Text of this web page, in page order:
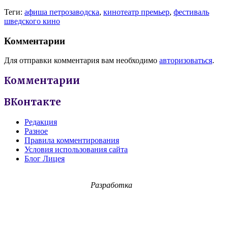
Теги: афиша петрозаводска, кинотеатр премьер, фестиваль
шведского кино
Комментарии
Для отправки комментария вам необходимо авторизоваться.
Комментарии
ВКонтакте
Редакция
Разное
Правила комментирования
Условия использования сайта
Блог Лицея
Разработка